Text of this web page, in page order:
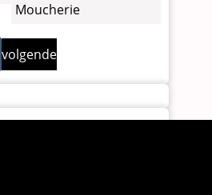
Moucherie
Volgende
pagina
volgende